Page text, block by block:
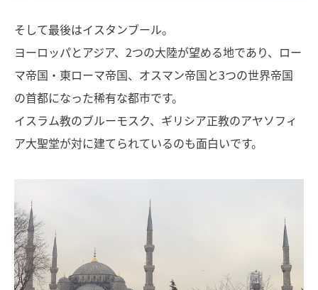
そして最後はイスタンブール。
ヨーロッパとアジア、2つの大陸が望める地であり、ロー
マ帝国・東ローマ帝国、オスマン帝国と3つの世界帝国
の首都になった稀有な都市です。
イスラム教のブルーモスク、ギリシア正教のアヤソフィ
ア大聖堂が対に建てられているのも面白いです。